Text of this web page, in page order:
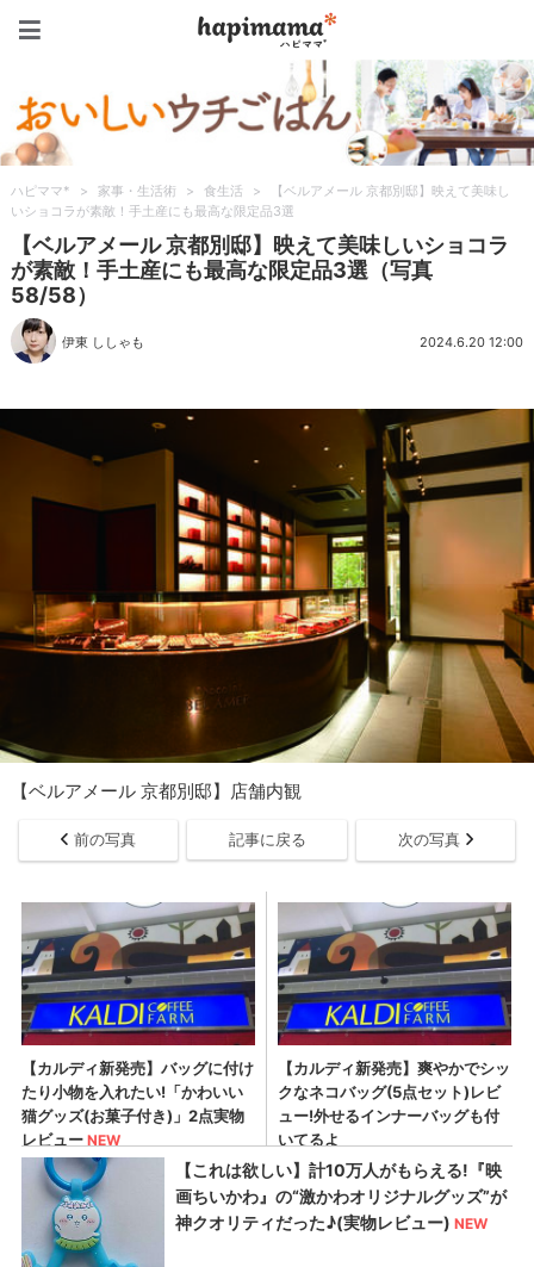
ハピママ* > 家事・生活術 > 食生活 >
【ベルアメール 京都別邸】映えて美味し
いショコラが素敵！手土産にも最高な限定品3選
【ベルアメール 京都別邸】映えて美味しいショコラ
が素敵！手土産にも最高な限定品3選（写真
58/58）
伊東 ししゃも 2024.6.20 12:00
【ベルアメール 京都別邸】店舗内観
前の写真 記事に戻る 次の写真